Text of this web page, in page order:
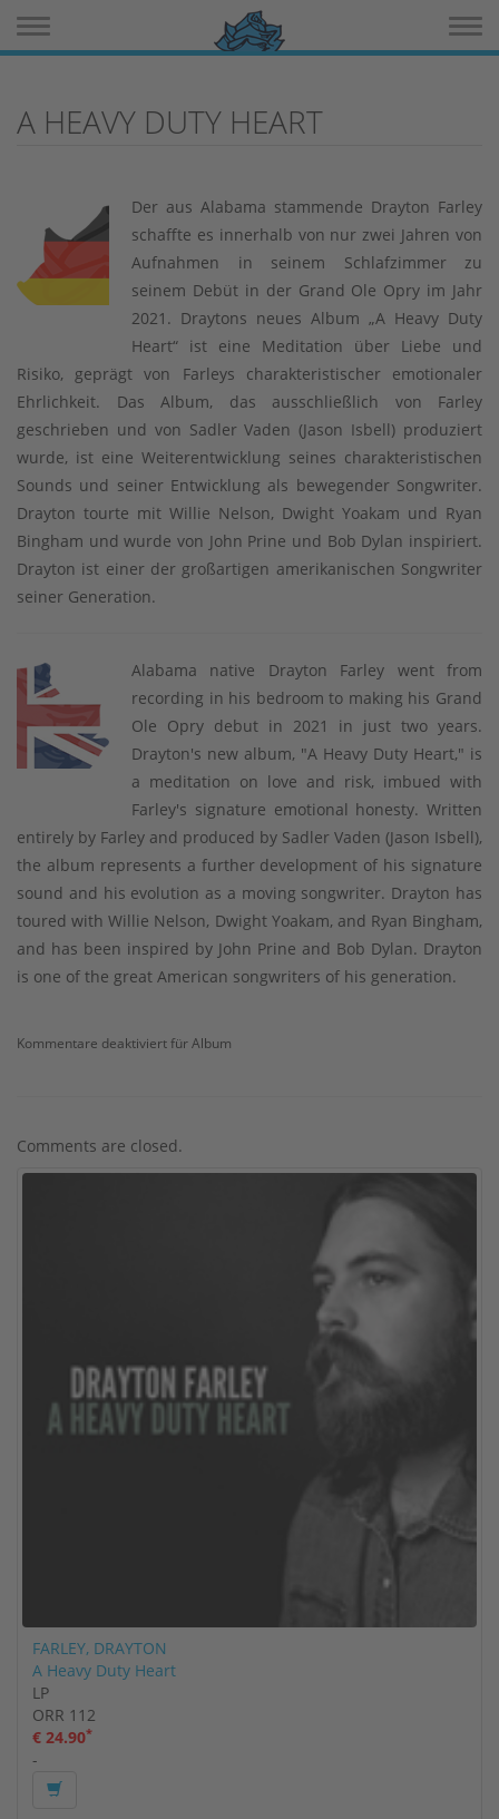
A HEAVY DUTY HEART
Der aus Alabama stammende Drayton Farley
schaffte es innerhalb von nur zwei Jahren von
Aufnahmen in seinem Schlafzimmer zu
seinem Debüt in der Grand Ole Opry im Jahr
2021. Draytons neues Album „A Heavy Duty
Heart“ ist eine Meditation über Liebe und
Risiko, geprägt von Farleys charakteristischer emotionaler
Ehrlichkeit. Das Album, das ausschließlich von Farley
geschrieben und von Sadler Vaden (Jason Isbell) produziert
wurde, ist eine Weiterentwicklung seines charakteristischen
Sounds und seiner Entwicklung als bewegender Songwriter.
Drayton tourte mit Willie Nelson, Dwight Yoakam und Ryan
Bingham und wurde von John Prine und Bob Dylan inspiriert.
Drayton ist einer der großartigen amerikanischen Songwriter
seiner Generation.
Alabama native Drayton Farley went from
recording in his bedroom to making his Grand
Ole Opry debut in 2021 in just two years.
Drayton's new album, "A Heavy Duty Heart," is
a meditation on love and risk, imbued with
Farley's signature emotional honesty. Written
entirely by Farley and produced by Sadler Vaden (Jason Isbell),
the album represents a further development of his signature
sound and his evolution as a moving songwriter. Drayton has
toured with Willie Nelson, Dwight Yoakam, and Ryan Bingham,
and has been inspired by John Prine and Bob Dylan. Drayton
is one of the great American songwriters of his generation.
Kommentare deaktiviert für Album
Comments are closed.
FARLEY, DRAYTON
A Heavy Duty Heart
LP
ORR 112
€ 24.90*
-